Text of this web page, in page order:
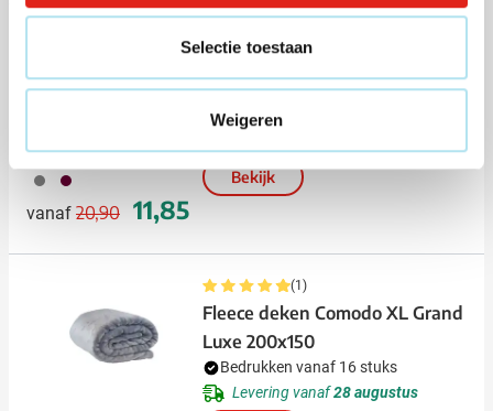
Selectie toestaan
Weigeren
003 010
vanaf
Normale prijs
20,90
Speciale prijs
11,85
Fleece deken Lapon
Bedrukken vanaf 10 stuks
Bekijk
(1)
Fleece deken Comodo XL Grand
Luxe 200x150
Bedrukken vanaf 16 stuks
Levering vanaf28 augustus